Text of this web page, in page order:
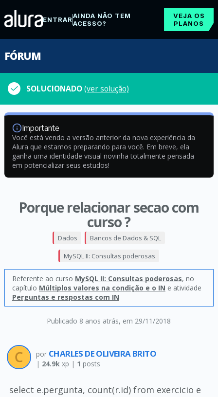
ENTRARAINDA NÃO TEM
ACESSO?
VEJA OS
PLANOS
FÓRUM
SOLUCIONADO(ver solução)
Importante
Você está vendo a versão anterior da nova experiência da
Alura que estamos preparando para você. Em breve, ela
ganha uma identidade visual novinha totalmente pensada
em potencializar seus estudos!
Porque relacionar secao com
curso ?
Publicado 8 anos atrás, em 29/11/2018
Dados Bancos de Dados & SQL
MySQL II: Consultas poderosas
Referente ao curso MySQL II: Consultas poderosas, no
capítulo Múltiplos valores na condição e o IN e atividade
Perguntas e respostas com IN
por CHARLES DE OLIVEIRA BRITO
| 24.9kxp | 1 posts
select e.pergunta, count(r.id) from exercicio e